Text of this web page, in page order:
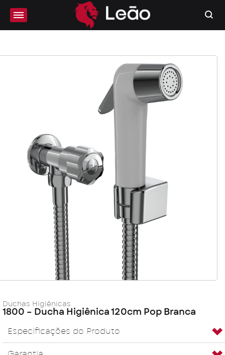
Duchas Higiênicas
1800 – Ducha Higiênica 120cm Pop Branca
Especificações do Produto